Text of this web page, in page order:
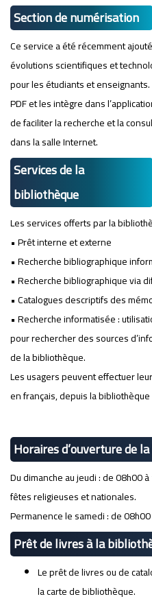
Section de numérisation
Ce service a été récemment
évolutions scientifiques et
pour les étudiants et
PDF et les intègre dans
de faciliter la recherche et la
dans la salle Internet.
Services de la
bibliothèque
Les services offerts par la
• Prêt interne et externe
• Recherche bibliographique
• Recherche bibliographique via
• Catalogues descriptifs des
• Recherche informatisée :
pour rechercher des sources
de la bibliothèque.
Les usagers peuvent effectuer
en français, depuis la
Horaires d’ouverture de
Du dimanche au jeudi : de 08h00
fêtes religieuses et nationales.
Permanence le samedi : de
Prêt de livres à la
Le prêt de livres ou de
la carte de bibliothèque.